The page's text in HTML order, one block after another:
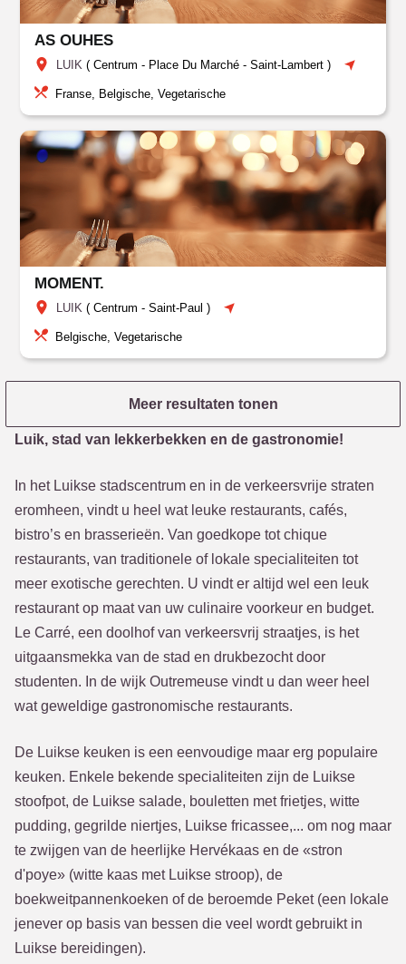
AS OUHES
LUIK (Centrum - Place Du Marché - Saint-Lambert )
Franse, Belgische, Vegetarische
MOMENT.
LUIK (Centrum - Saint-Paul )
Belgische, Vegetarische
Meer resultaten tonen
Luik, stad van lekkerbekken en de gastronomie!
In het Luikse stadscentrum en in de verkeersvrije straten
eromheen, vindt u heel wat leuke restaurants, cafés,
bistro’s en brasserieën. Van goedkope tot chique
restaurants, van traditionele of lokale specialiteiten tot
meer exotische gerechten. U vindt er altijd wel een leuk
restaurant op maat van uw culinaire voorkeur en budget.
Le Carré, een doolhof van verkeersvrij straatjes, is het
uitgaansmekka van de stad en drukbezocht door
studenten. In de wijk Outremeuse vindt u dan weer heel
wat geweldige gastronomische restaurants.
De Luikse keuken is een eenvoudige maar erg populaire
keuken. Enkele bekende specialiteiten zijn de Luikse
stoofpot, de Luikse salade, bouletten met frietjes, witte
pudding, gegrilde niertjes, Luikse fricassee,... om nog maar
te zwijgen van de heerlijke Hervékaas en de «stron
d'poye» (witte kaas met Luikse stroop), de
boekweitpannenkoeken of de beroemde Peket (een lokale
jenever op basis van bessen die veel wordt gebruikt in
Luikse bereidingen).